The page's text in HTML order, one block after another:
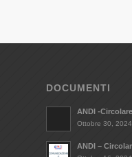
DOCUMENTI
ANDI -
Ottobre 30,
ANDI –